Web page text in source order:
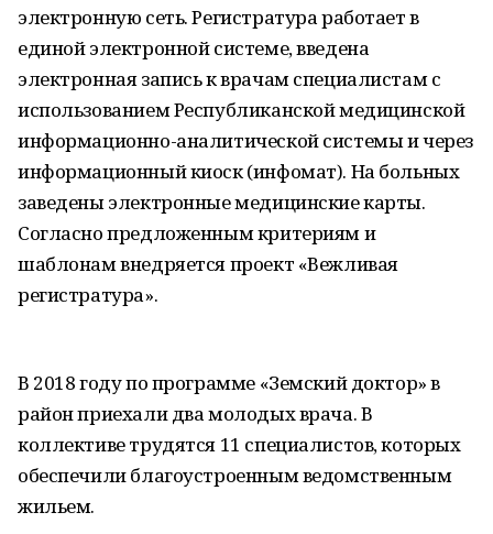
электронную сеть. Регистратура работает в
единой электронной системе, введена
электронная запись к врачам специалистам с
использованием Республиканской медицинской
информационно-аналитической системы и через
информационный киоск (инфомат). На больных
заведены электронные медицинские карты.
Согласно предложенным критериям и
шаблонам внедряется проект «Вежливая
регистратура».
В 2018 году по программе «Земский доктор» в
район приехали два молодых врача. В
коллективе трудятся 11 специалистов, которых
обеспечили благоустроенным ведомственным
жильем.